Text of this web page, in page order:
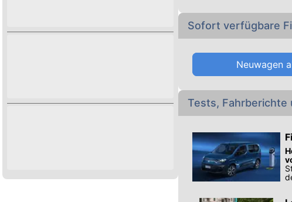
Sofort verfügbare
Neuwagen
Tests, Fahrberichte